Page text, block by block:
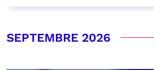
SEPTEMBRE 2026